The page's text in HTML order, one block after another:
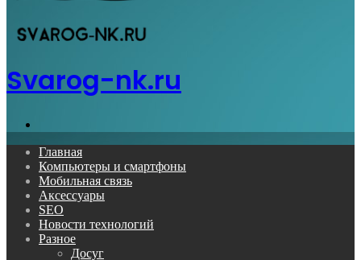
Svarog-nk.ru
Главная
Компьютеры и смартфоны
Мобильная связь
Аксессуары
SEO
Новости технологий
Разное
Досуг